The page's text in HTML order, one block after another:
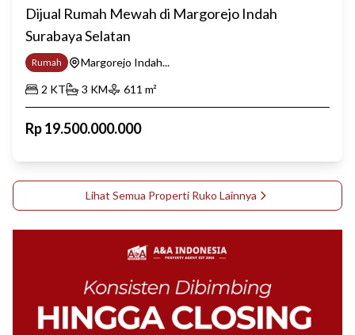
Dijual Rumah Mewah di Margorejo Indah
Surabaya Selatan
Rumah
Margorejo Indah...
2 KT 3 KM 611 m²
Rp19.500.000.000
Lihat Semua Properti Ruko Lainnya